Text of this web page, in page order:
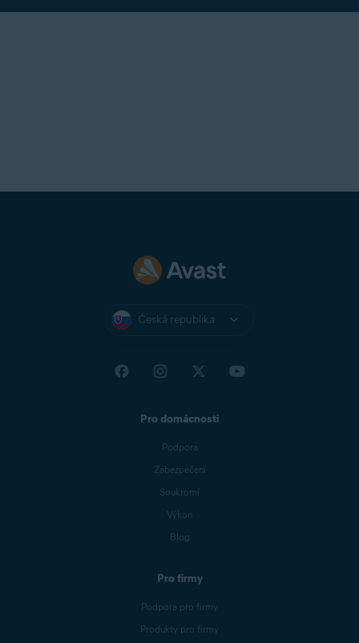
Česká republika
Pro domácnosti
Podpora
Zabezpečení
Soukromí
Výkon
Blog
Pro firmy
Podpora pro firmy
Produkty pro firmy